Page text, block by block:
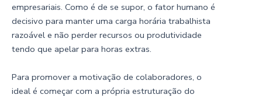
empresariais. Como é de se supor, o fator humano é
decisivo para manter uma carga horária trabalhista
razoável e não perder recursos ou produtividade
tendo que apelar para horas extras.
Para promover a motivação de colaboradores, o
ideal é começar com a própria estruturação do